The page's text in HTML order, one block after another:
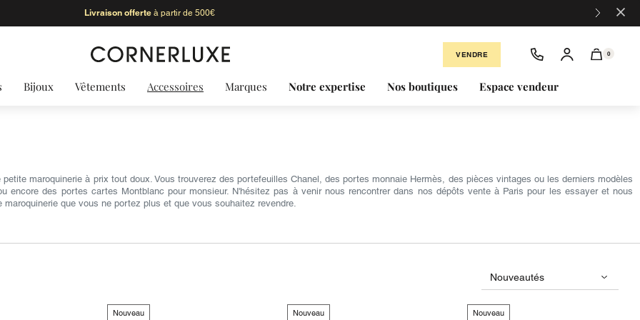
Livraison offerteà partir de 500€ ×
VENDRE 0
Bijoux Vêtements Accessoires Marques Notre expertise Nos boutiques Espace vendeur
maroquinerie à prix tout doux. Vous trouverez des portefeuilles Chanel, des portes monnaie Hermès, des pièces vintages ou les derniers modèles
encore des portes cartes Montblanc pour monsieur. N'hésitez pas à venir nous rencontrer dans nos dépôts vente à Paris pour les essayer et nous
que vous ne portez plus et que vous souhaitez revendre.
Nouveau Nouveau Nouveau